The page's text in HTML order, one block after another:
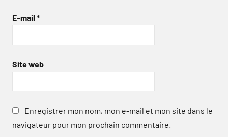
E-mail *
Site web
Enregistrer mon nom, mon e-mail et mon site dans le
navigateur pour mon prochain commentaire.